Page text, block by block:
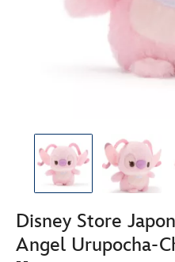
Disney Store
Angel Urupocha-